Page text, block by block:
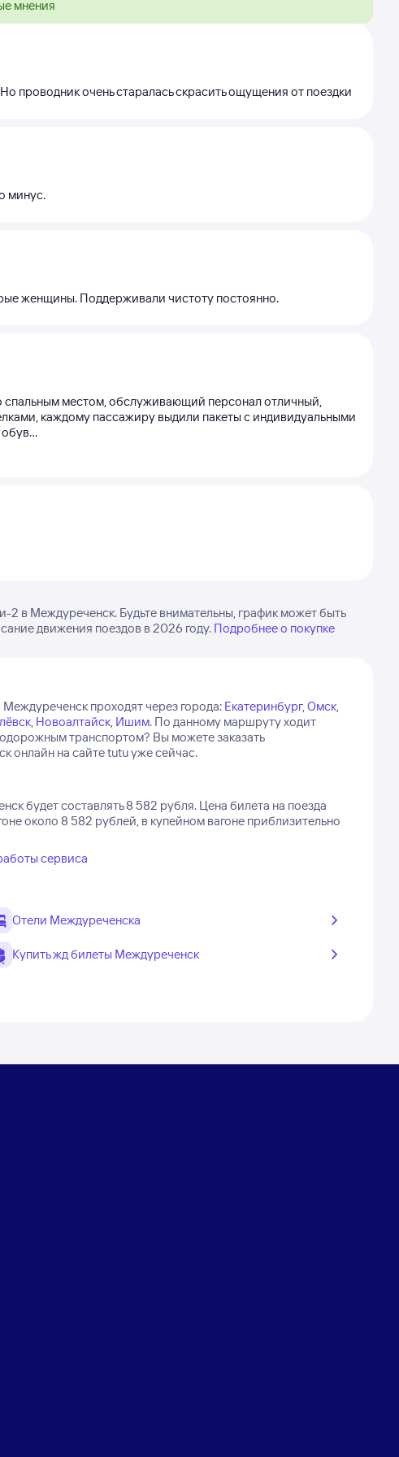
мнения
проводник очень старалась скрасить ощущения от поездки
минус.
женщины. Поддерживали чистоту постоянно.
спальным местом, обслуживающий персонал отличный,
каждому пассажиру выдили пакеты с индивидуальными
в Междуреченск. Будьте внимательны, график может быть
движения поездов в 2026 году. Подробнее о покупке
проходят через города: Екатеринбург,Омск,
, Новоалтайск, Ишим. По данному маршруту ходит
транспортом? Вы можете заказать
онлайн на сайте tutu уже сейчас.
будет составлять 8 582 рубля. Цена билета на поезда
около 8 582 рублей, в купейном вагоне приблизительно
сервиса
Отели Междуреченска
Купить жд билеты Междуреченск